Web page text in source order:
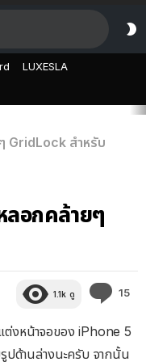
LUXESLA
GridLock สำหรับ
ลอกคล้ายๆ
1.1k ดู 15
ต่งหน้าจอของ iPhone 5
ปด้านล่างนะครับ จากนั้น